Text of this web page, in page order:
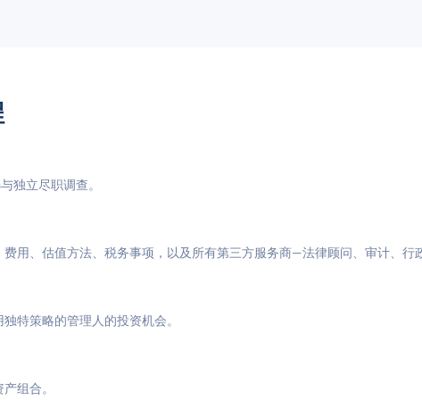
独立尽职调查。
用、估值方法、税务事项，以及所有第三方服务商—法律顾问、审计、行
特策略的管理人的投资机会。
组合。